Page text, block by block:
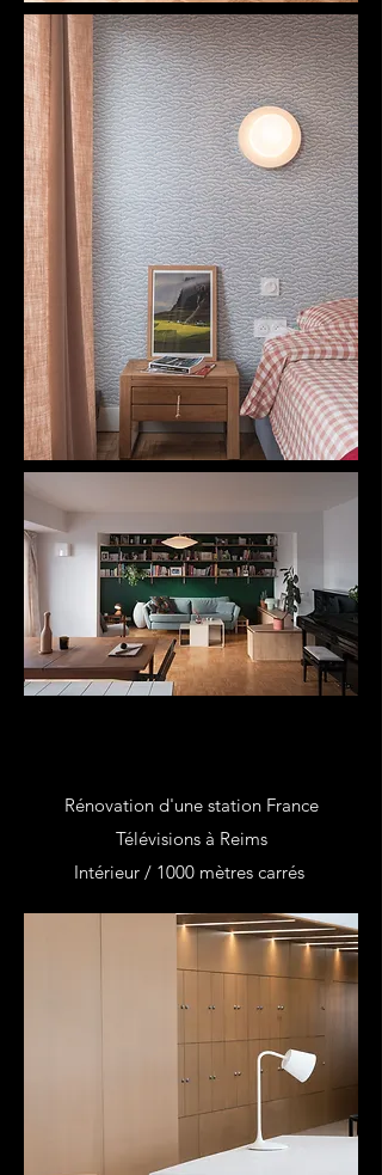
Rénovation d'une station France
Télévisions à Reims
Intérieur / ​1000 mètres carrés